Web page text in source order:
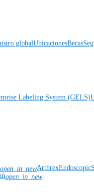
globalUbicacionesBecas
Labeling System (GELS)
open_in_new
open_in_new